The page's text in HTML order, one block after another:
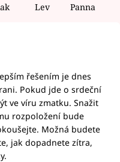
Lev Panna
řešením je dnes
Pokud jde o srdeční
ve víru zmatku. Snažit
rozpoložení bude
Možná budete
jak dopadnete zítra,